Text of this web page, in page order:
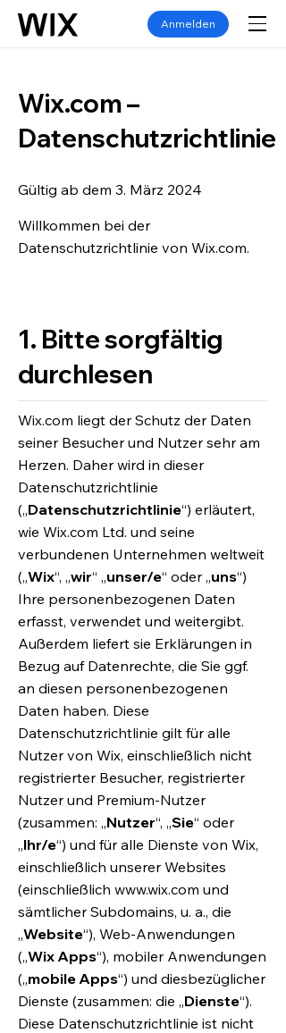
Anmelden
Wix.com –
Datenschutzrichtlinie
Gültig ab dem 3. März 2024
Willkommen bei der
Datenschutzrichtlinie von Wix.com.
1. Bitte sorgfältig
durchlesen
Wix.com liegt der Schutz der Daten
seiner Besucher und Nutzer sehr am
Herzen. Daher wird in dieser
Datenschutzrichtlinie
(„Datenschutzrichtlinie“) erläutert,
wie Wix.com Ltd. und seine
verbundenen Unternehmen weltweit
(„Wix“, „wir“ „unser/e“ oder „uns“)
Ihre personenbezogenen Daten
erfasst, verwendet und weitergibt.
Außerdem liefert sie Erklärungen in
Bezug auf Datenrechte, die Sie ggf.
an diesen personenbezogenen
Daten haben. Diese
Datenschutzrichtlinie gilt für alle
Nutzer von Wix, einschließlich nicht
registrierter Besucher, registrierter
Nutzer und Premium-Nutzer
(zusammen: „Nutzer“, „Sie“ oder
„Ihr/e“) und für alle Dienste von Wix,
einschließlich unserer Websites
(einschließlich www.wix.com und
sämtlicher Subdomains, u. a., die
„Website“), Web-Anwendungen
(„Wix Apps“), mobiler Anwendungen
(„mobile Apps“) und diesbezüglicher
Dienste (zusammen: die „Dienste“).
Diese Datenschutzrichtlinie ist nicht